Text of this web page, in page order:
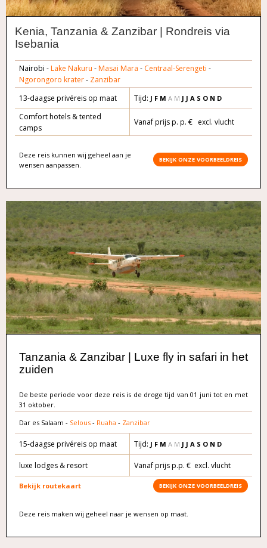
Kenia, Tanzania & Zanzibar | Rondreis via
Isebania
Nairobi -Lake Nakuru -Masai Mara - Centraal-Serengeti -
Ngorongoro krater- Zanzibar
13-daagse privéreis op maat
Tijd: J F M A M J J A S O N D
Comfort hotels & tented
camps
Vanaf prijs p. p. € excl. vlucht
Deze reis kunnen wij geheel aan je
wensen aanpassen.
BEKIJK ONZE VOORBEELDREIS
Tanzania & Zanzibar | Luxe fly in safari in het
zuiden
De beste periode voor deze reis is de droge tijd van 01 juni tot en met
31 oktober.
Dar es Salaam - Selous- Ruaha - Zanzibar
15-daagse privéreis op maat Tijd: J F M A M J J A S O N D
luxe lodges & resort Vanaf prijs p.p. € excl. vlucht
Bekijk routekaart BEKIJK ONZE VOORBEELDREIS
Deze reis maken wij geheel naar je wensen op maat.